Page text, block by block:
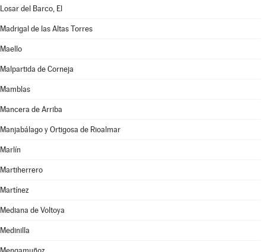
Losar del Barco, El
Madrigal de las Altas Torres
Maello
Malpartida de Corneja
Mamblas
Mancera de Arriba
Manjabálago y Ortigosa de Rioalmar
Marlín
Martiherrero
Martínez
Mediana de Voltoya
Medinilla